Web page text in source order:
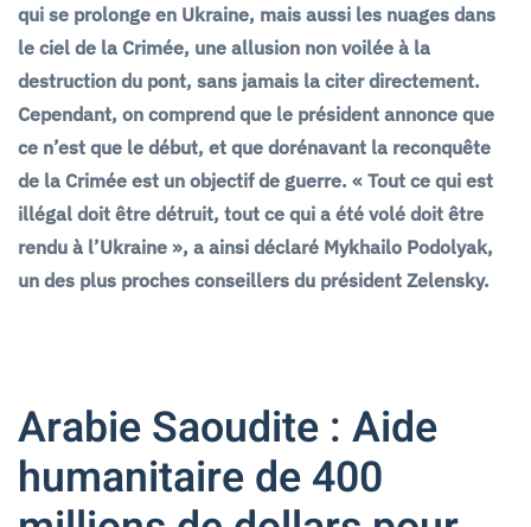
qui se prolonge en Ukraine, mais aussi les nuages dans
le ciel de la Crimée, une allusion non voilée à la
destruction du pont, sans jamais la citer directement.
Cependant, on comprend que le président annonce que
ce n’est que le début, et que dorénavant la reconquête
de la Crimée est un objectif de guerre. « Tout ce qui est
illégal doit être détruit, tout ce qui a été volé doit être
rendu à l’Ukraine », a ainsi déclaré Mykhailo Podolyak,
un des plus proches conseillers du président Zelensky.
Arabie Saoudite : Aide
humanitaire de 400